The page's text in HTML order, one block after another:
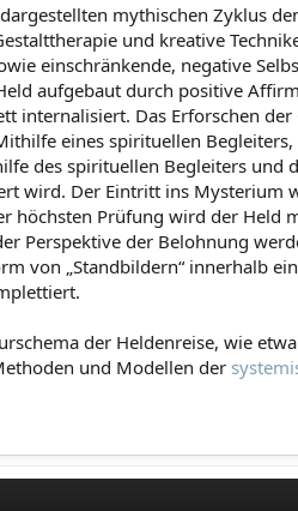
mythischen Zyklus
und kreative
einschränkende, negative
aufgebaut durch positive
internalisiert. Das Erforschen der
eines spirituellen
des spirituellen Begleiters und
wird. Der Eintritt ins Mysterium
höchsten Prüfung wird der Held
Perspektive der Belohnung
von „Standbildern“ innerhalb
der Heldenreise, wie
und Modellen der